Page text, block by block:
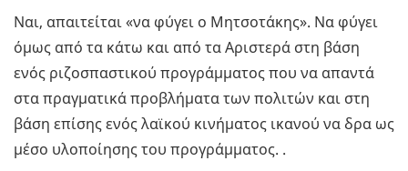
Ναι, απαιτείται «να φύγει ο Μητσοτάκης». Να φύγει
όμως από τα κάτω και από τα Αριστερά στη βάση
ενός ριζοσπαστικού προγράμματος που να απαντά
στα πραγματικά προβλήματα των πολιτών και στη
βάση επίσης ενός λαϊκού κινήματος ικανού να δρα ως
μέσο υλοποίησης του προγράμματος. .